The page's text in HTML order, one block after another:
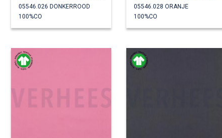
05546.026 DONKERROOD
100%CO
05546.028 ORANJE
100%CO